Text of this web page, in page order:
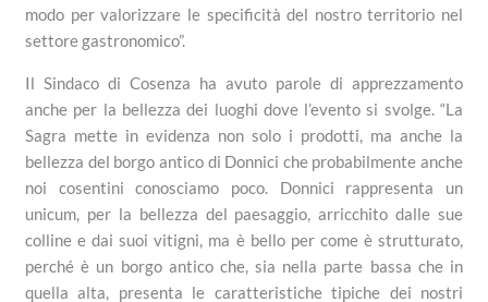
modo per valorizzare le specificità del nostro territorio nel
settore gastronomico”.
Il Sindaco di Cosenza ha avuto parole di apprezzamento
anche per la bellezza dei luoghi dove l’evento si svolge. “La
Sagra mette in evidenza non solo i prodotti, ma anche la
bellezza del borgo antico di Donnici che probabilmente anche
noi cosentini conosciamo poco. Donnici rappresenta un
unicum, per la bellezza del paesaggio, arricchito dalle sue
colline e dai suoi vitigni, ma è bello per come è strutturato,
perché è un borgo antico che, sia nella parte bassa che in
quella alta, presenta le caratteristiche tipiche dei nostri